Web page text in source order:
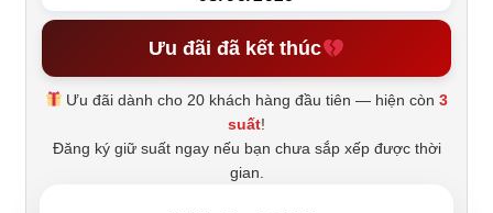
Ưu đãi đã kết thúc
Ưu đãi dành cho 20 khách hàng đầu tiên — hiện còn3
suất!
Đăng ký giữ suất ngay nếu bạn chưa sắp xếp được thời
gian.